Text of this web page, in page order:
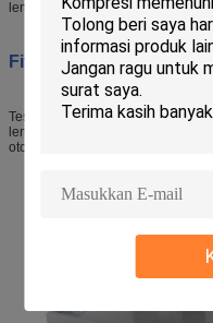
lentur FPC dengan mengulangi
Fitur
Tester ini dengan kecepatan
lentur yang dapat disesuaikan,
otomatis ketika mencapai siklus